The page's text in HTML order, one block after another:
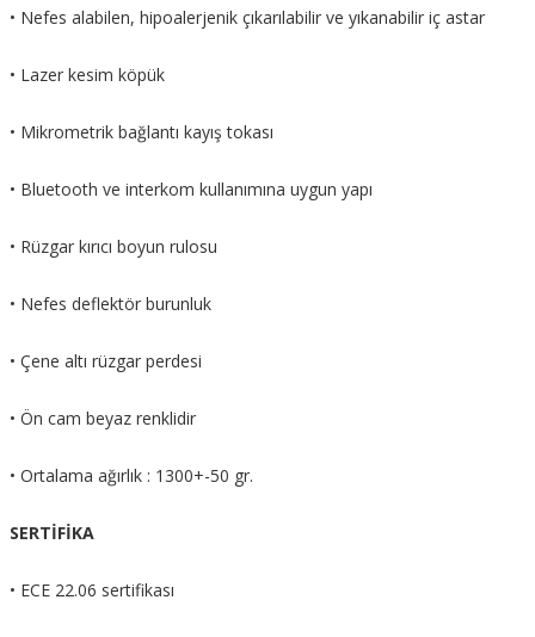
• Nefes alabilen, hipoalerjenik çıkarılabilir ve yıkanabilir iç astar
• Lazer kesim köpük
• Mikrometrik bağlantı kayış tokası
• Bluetooth ve interkom kullanımına uygun yapı
• Rüzgar kırıcı boyun rulosu
• Nefes deflektör burunluk
• Çene altı rüzgar perdesi
• Ön cam beyaz renklidir
• Ortalama ağırlık : 1300+-50 gr.
SERTİFİKA
• ECE 22.06 sertifikası